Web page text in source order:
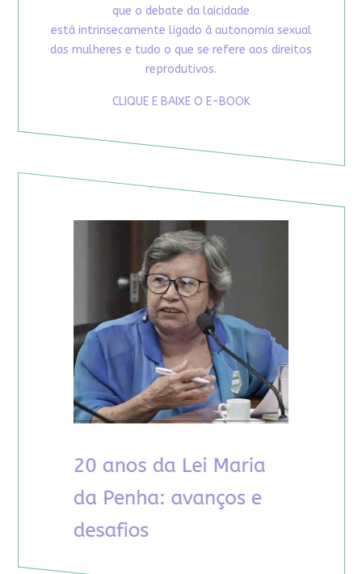
que o debate da laicidade
está intrinsecamente ligado à autonomia sexual
das mulheres e tudo o que se refere aos direitos
reprodutivos.
CLIQUE E BAIXE O E-BOOK